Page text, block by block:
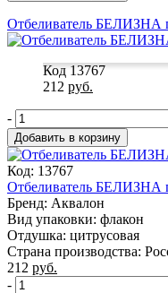
Отбеливатель БЕЛИЗНА
Код 13767
212 руб.
-
Добавить в корзину
Код: 13767
Отбеливатель БЕЛИЗНА
Бренд: Аквалон
Вид упаковки: флакон
Отдушка: цитрусовая
Страна производства:
212 руб.
-